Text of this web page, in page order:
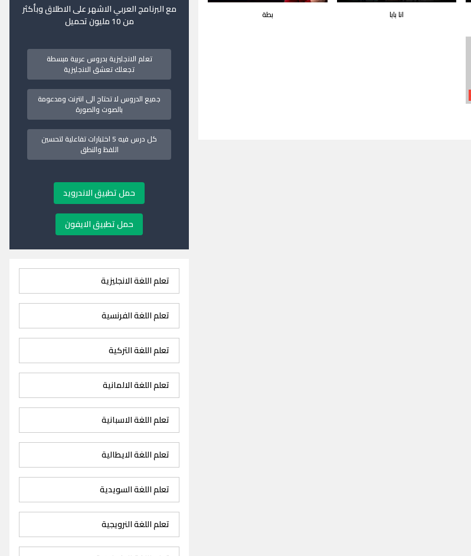
انا بابا بطة
مع البرنامج العربي الاشهر على الاطلاق وبأكثر
من 10 مليون تحميل
تعلم الانجليزية بدروس عربية مبسطة
تجعلك تعشق الانجليزية
جميع الدروس لا تحتاج الى انترنت ومدعومة
بالصوت والصورة
كل درس فيه 5 اختبارات تفاعلية لتحسين
اللفظ والنطق
حمل تطبيق الاندرويد
حمل تطبيق الايفون
تعلم اللغة الانجليزية
تعلم اللغة الفرنسية
تعلم اللغة التركية
تعلم اللغة الالمانية
تعلم اللغة الاسبانية
تعلم اللغة الايطالية
تعلم اللغة السويدية
تعلم اللغة النرويجية